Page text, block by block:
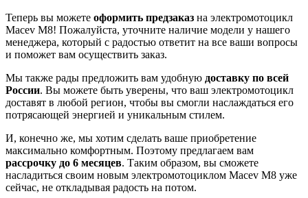
Теперь вы можете оформить предзаказ на электромотоцикл
Macev M8! Пожалуйста, уточните наличие модели у нашего
менеджера, который с радостью ответит на все ваши вопросы
и поможет вам осуществить заказ.
Мы также рады предложить вам удобную доставку по всей
России. Вы можете быть уверены, что ваш электромотоцикл
доставят в любой регион, чтобы вы смогли наслаждаться его
потрясающей энергией и уникальным стилем.
И, конечно же, мы хотим сделать ваше приобретение
максимально комфортным. Поэтому предлагаем вам
рассрочку до 6 месяцев. Таким образом, вы сможете
насладиться своим новым электромотоциклом Macev M8 уже
сейчас, не откладывая радость на потом.